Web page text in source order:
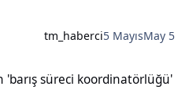
tm_haberci5 MayısMay 5
'barış süreci koordinatörlüğü'